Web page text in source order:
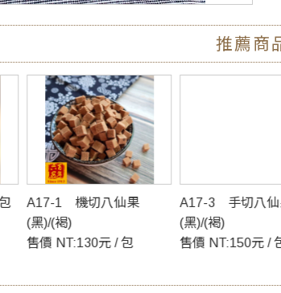
推薦商
A17-3 手切八仙果
(黑)/(褐)
售價 NT:150元 / 包
A17-4 整顆
(黑)/(褐)
售價 NT:250